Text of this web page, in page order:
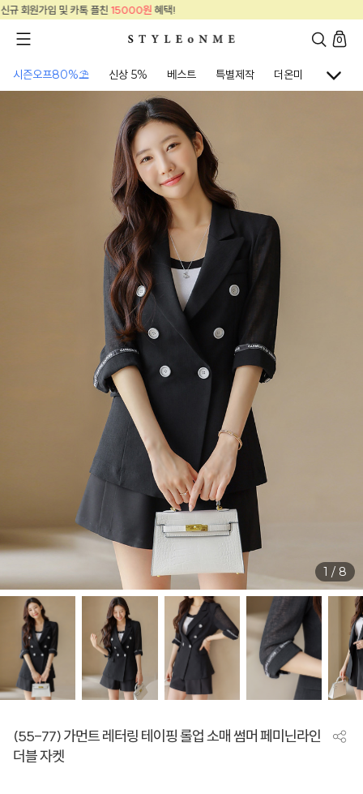
신규 회원가입 및 카톡 플친
0
시즌오프80%⛱ 신상 5% 베스트 특별제작 더온미 골프웨어
1 / 8
(55-77) 가먼트 레터링 테이핑 롤업 소매 썸머 페미닌라인
더블 자켓